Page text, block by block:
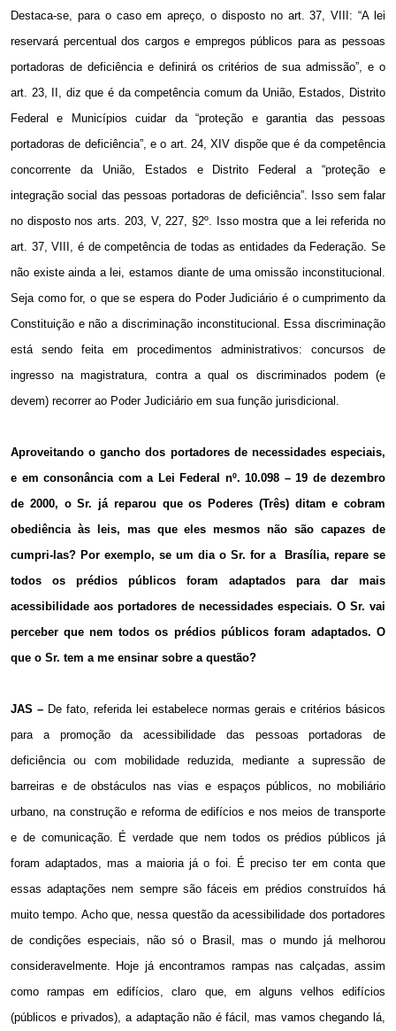
Destaca-se, para o caso em apreço, o disposto no art. 37, VIII: “A lei
reservará percentual dos cargos e empregos públicos para as pessoas
portadoras de deficiência e definirá os critérios de sua admissão”, e o
art. 23, II, diz que é da competência comum da União, Estados, Distrito
Federal e Municípios cuidar da “proteção e garantia das pessoas
portadoras de deficiência”, e o art. 24, XIV dispõe que é da competência
concorrente da União, Estados e Distrito Federal a “proteção e
integração social das pessoas portadoras de deficiência”. Isso sem falar
no disposto nos arts. 203, V, 227, §2º. Isso mostra que a lei referida no
art. 37, VIII, é de competência de todas as entidades da Federação. Se
não existe ainda a lei, estamos diante de uma omissão inconstitucional.
Seja como for, o que se espera do Poder Judiciário é o cumprimento da
Constituição e não a discriminação inconstitucional. Essa discriminação
está sendo feita em procedimentos administrativos: concursos de
ingresso na magistratura, contra a qual os discriminados podem (e
devem) recorrer ao Poder Judiciário em sua função jurisdicional.
Aproveitando o gancho dos portadores de necessidades especiais,
e em consonância com a Lei Federal nº. 10.098 – 19 de dezembro
de 2000, o Sr. já reparou que os Poderes (Três) ditam e cobram
obediência às leis, mas que eles mesmos não são capazes de
cumpri-las? Por exemplo, se um dia o Sr. for a Brasília, repare se
todos os prédios públicos foram adaptados para dar mais
acessibilidade aos portadores de necessidades especiais. O Sr. vai
perceber que nem todos os prédios públicos foram adaptados. O
que o Sr. tem a me ensinar sobre a questão?
JAS – De fato, referida lei estabelece normas gerais e critérios básicos
para a promoção da acessibilidade das pessoas portadoras de
deficiência ou com mobilidade reduzida, mediante a supressão de
barreiras e de obstáculos nas vias e espaços públicos, no mobiliário
urbano, na construção e reforma de edifícios e nos meios de transporte
e de comunicação. É verdade que nem todos os prédios públicos já
foram adaptados, mas a maioria já o foi. É preciso ter em conta que
essas adaptações nem sempre são fáceis em prédios construídos há
muito tempo. Acho que, nessa questão da acessibilidade dos portadores
de condições especiais, não só o Brasil, mas o mundo já melhorou
consideravelmente. Hoje já encontramos rampas nas calçadas, assim
como rampas em edifícios, claro que, em alguns velhos edifícios
(públicos e privados), a adaptação não é fácil, mas vamos chegando lá,